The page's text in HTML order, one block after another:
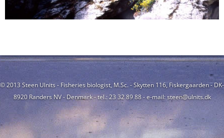
© 2013 Steen Ulnits - Fisheries biologist, M.Sc. - Skytten 116, Fiskergaarden - DK-
8920 Randers NV - Denmark - tel.: 23 32 89 88 - e-mail: steen@ulnits.dk